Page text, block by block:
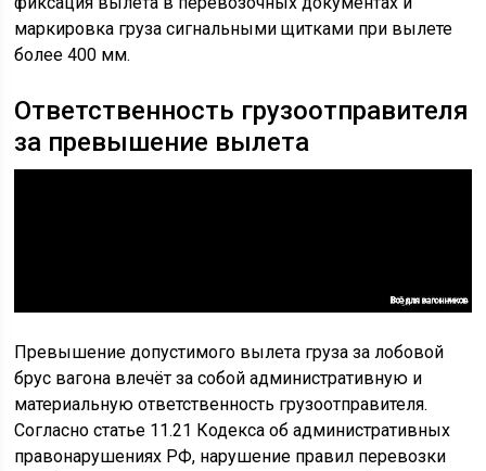
маркировка груза сигнальными щитками при вылете
более 400 мм.
Ответственность грузоотправителя
за превышение вылета
Превышение допустимого вылета груза за лобовой
брус вагона влечёт за собой административную и
материальную ответственность грузоотправителя.
Согласно статье 11.21 Кодекса об административных
правонарушениях РФ, нарушение правил перевозки